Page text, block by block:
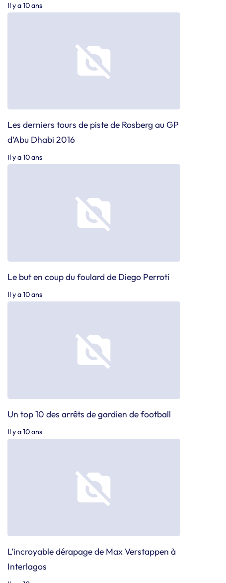
Il y a 10 ans
Les derniers tours de piste de Rosberg au GP
d’Abu Dhabi 2016
Il y a 10 ans
Le but en coup du foulard de Diego Perroti
Il y a 10 ans
Un top 10 des arrêts de gardien de football
Il y a 10 ans
L’incroyable dérapage de Max Verstappen à
Interlagos